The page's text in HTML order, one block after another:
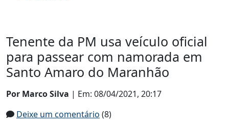
Tenente da PM usa veículo oficial
para passear com namorada em
Santo Amaro do Maranhão
Por Marco Silva | Em: 08/04/2021, 20:17
Deixe um comentário (8)